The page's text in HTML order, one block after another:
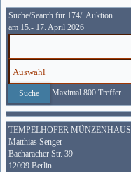
Suche/Search für 174/. Auktion
am 15.- 17. April 2026
Maximal 800 Treffer
TEMPELHOFER MÜNZENHAUS
Matthias Senger
Bacharacher Str. 39
12099 Berlin